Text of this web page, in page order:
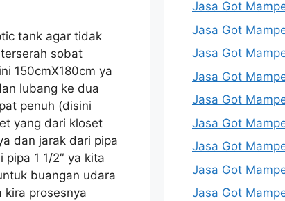
tank agar tidak
sobat
150cmX180cm ya
lubang ke dua
penuh (disini
yang dari kloset
dan jarak dari pipa
1 1/2″ ya kita
buangan udara
kira prosesnya
Jasa Got
Jasa Got
Jasa Got
Jasa Got
Jasa Got
Jasa Got
Jasa Got
Jasa Got
Jasa Got